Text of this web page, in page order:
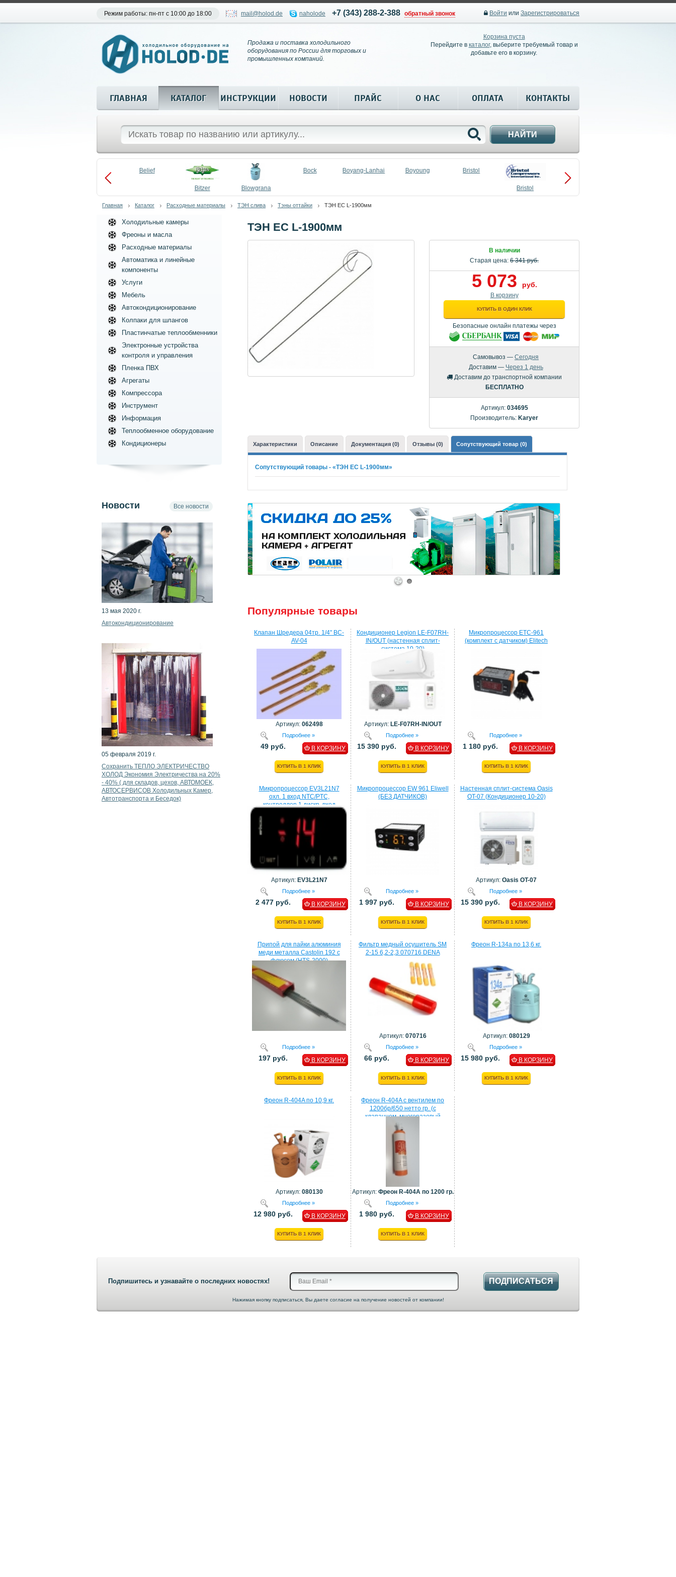
Режим работы: пн-пт с 10:00 до 18:00 mail@holod.de naholode +7 (343) 288-2-388 обратный звонок Войти или Зарегистрироваться
Продажа и поставка холодильного
оборудования по России для торговых и
промышленных компаний.
Корзина пуста
Перейдите в каталог, выберите требуемый товар и
добавьте его в корзину.
ГЛАВНАЯ КАТАЛОГ ИНСТРУКЦИИ НОВОСТИ ПРАЙС О НАС ОПЛАТА КОНТАКТЫ
НАЙТИ
Belief
Bitzer Blowgrana
Bock Boyang-Lanhai Boyoung Bristol
Bristol
Compressors
Главная Каталог Расходные материалы ТЭН слива Тэны оттайки ТЭН ЕС L-1900мм
ТЭН ЕС L-1900мм
В наличии
Старая цена: 6 341 руб.
5 073 руб.
В корзину
КУПИТЬ В ОДИН КЛИК
Безопасные онлайн платежы через
Самовывоз — Сегодня
Доставим — Через 1 день
Доставим до транспортной компании
БЕСПЛАТНО
Артикул: 034695
Производитель: Karyer
Характеристики Описание Документация (0) Отзывы (0) Сопутствующий товар (0)
Сопутствующий товары - «ТЭН ЕС L-1900мм»
1 2
Популярные товары
Клапан Шредера 04тр. 1/4" BC-
AV-04
Артикул: 062498
Подробнее »
49 руб. В КОРЗИНУ
КУПИТЬ В 1 КЛИК
Кондиционер Legion LE-F07RH-
IN/OUT (настенная сплит-
система 10-20)
Артикул: LE-F07RH-IN/OUT
Подробнее »
15 390 руб. В КОРЗИНУ
КУПИТЬ В 1 КЛИК
Микропроцессор ETC-961
(комплект c датчиком) Elitech
Подробнее »
1 180 руб. В КОРЗИНУ
КУПИТЬ В 1 КЛИК
Микропроцессор EV3L21N7
охл. 1 вход NTC/PTC,
контроллер 1 дискр. вход
Артикул: EV3L21N7
Подробнее »
2 477 руб. В КОРЗИНУ
КУПИТЬ В 1 КЛИК
Микропроцессор EW 961 Eliwell
(БЕЗ ДАТЧИКОВ)
Подробнее »
1 997 руб. В КОРЗИНУ
КУПИТЬ В 1 КЛИК
Настенная сплит-система Oasis
OT-07 (Кондиционер 10-20)
Артикул: Oasis OT-07
Подробнее »
15 390 руб. В КОРЗИНУ
КУПИТЬ В 1 КЛИК
Припой для пайки алюминия
меди металла Castolin 192 с
флюсом (HTS-2000)
Подробнее »
197 руб. В КОРЗИНУ
КУПИТЬ В 1 КЛИК
Фильтр медный осушитель SM
2-15 6,2-2,3 070716 DENA
Артикул: 070716
Подробнее »
66 руб. В КОРЗИНУ
КУПИТЬ В 1 КЛИК
Фреон R-134a по 13,6 кг.
Артикул: 080129
Подробнее »
15 980 руб. В КОРЗИНУ
КУПИТЬ В 1 КЛИК
Фреон R-404A по 10,9 кг.
Артикул: 080130
Подробнее »
12 980 руб. В КОРЗИНУ
КУПИТЬ В 1 КЛИК
Фреон R-404A с вентилем по
1200бр/650 нетто гр. (с
клапанном, многоразовый
балон)
Артикул: Фреон R-404A по 1200 гр.
Подробнее »
1 980 руб. В КОРЗИНУ
КУПИТЬ В 1 КЛИК
Холодильные камеры
Фреоны и масла
Расходные материалы
Автоматика и линейные
компоненты
Услуги
Мебель
Автокондиционирование
Колпаки для шлангов
Пластинчатые теплообменники
Электронные устройства
контроля и управления
Пленка ПВХ
Агрегаты
Компрессора
Инструмент
Информация
Теплообменное оборудование
Кондиционеры
Новости Все новости
13 мая 2020 г.
Автокондиционирование
05 февраля 2019 г.
Сохранить ТЕПЛО ЭЛЕКТРИЧЕСТВО
ХОЛОД Экономия Электричества на 20%
- 40% ( для складов, цехов, АВТОМОЕК,
АВТОСЕРВИСОВ Холодильных Камер,
Автотранспорта и Беседок)
Подпишитесь и узнавайте о последних новостях! ПОДПИСАТЬСЯ
Нажимая кнопку подписаться, Вы даете согласие на получение новостей от компании!